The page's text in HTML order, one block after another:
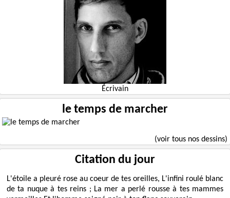
Écrivain
le temps de marcher
(voir tous nos dessins)
Citation du jour
L'étoile a pleuré rose au coeur de tes oreilles, L'infini roulé blanc
de ta nuque à tes reins ; La mer a perlé rousse à tes mammes